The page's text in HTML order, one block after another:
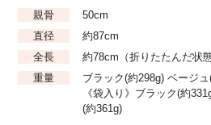
親骨
50cm
直径
約87cm
全長
約78cm（折りたたんだ状
重量
ブラック(約298g) ベージ
《袋入り》ブラック(約
(約361g)